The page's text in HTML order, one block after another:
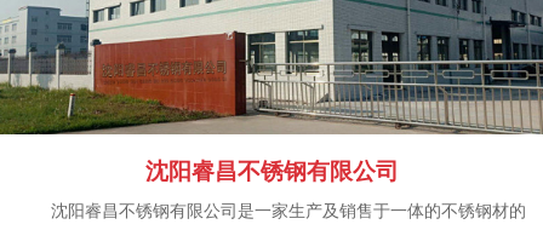
沈阳睿昌不锈钢有限公司
沈阳睿昌不锈钢有限公司是一家生产及销售于一体的不锈钢材的